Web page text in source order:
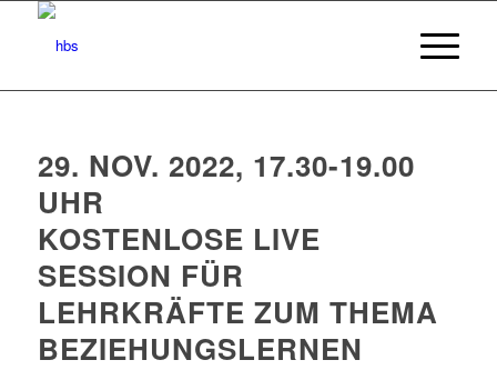
29. NOV. 2022, 17.30-19.00
UHR
KOSTENLOSE LIVE
SESSION FÜR
LEHRKRÄFTE ZUM THEMA
BEZIEHUNGSLERNEN